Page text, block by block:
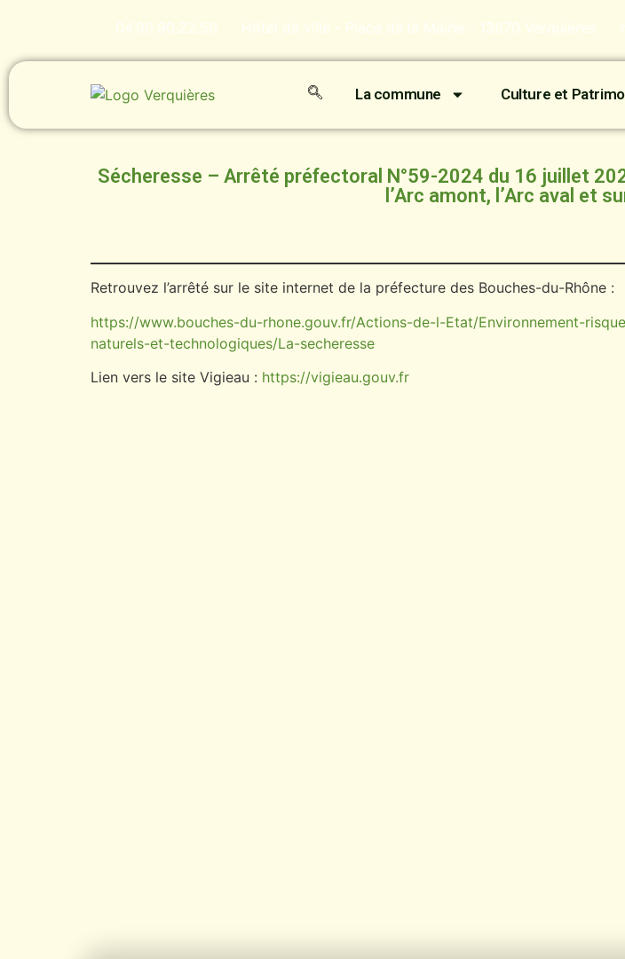
04.90.90.22.50 Hôtel de ville - Place de la Mairie - 13670 Verquières
La commune Culture et
Sécheresse – Arrêté préfectoral N°59-2024 du 16 juillet
l’Arc amont, l’Arc aval et
Retrouvez l’arrêté sur le site internet de la préfecture des Bouches-du-Rhône :
https://www.bouches-du-rhone.gouv.fr/Actions-de-l-Etat/Environnement-
naturels-et-technologiques/La-secheresse
Lien vers le site Vigieau : https://vigieau.gouv.fr